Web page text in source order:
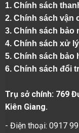
1. Chính sách
2. Chính sách vận
3. Chính sách bảo
4. Chính sách xử
5. Chính sách bảo
6. Chính sách đổi
Trụ sở chính: 769
Kiên Giang.
- Điện thoại: 0917